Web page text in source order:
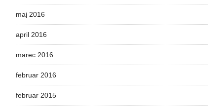
maj 2016
april 2016
marec 2016
februar 2016
februar 2015